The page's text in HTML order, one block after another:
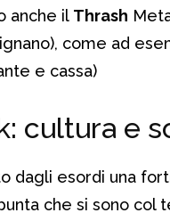
anche il Thrash
come ad
e cassa)
cultura e
dagli esordi una
che si sono col